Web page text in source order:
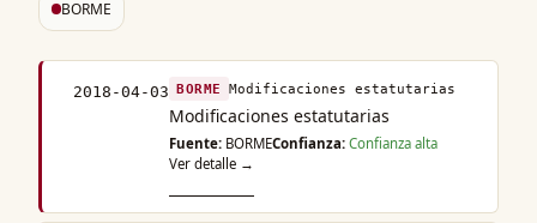
BORME
2018-04-03 BORME Modificaciones estatutarias
Modificaciones estatutarias
Fuente: BORMEConfianza: Confianza alta
Ver detalle →